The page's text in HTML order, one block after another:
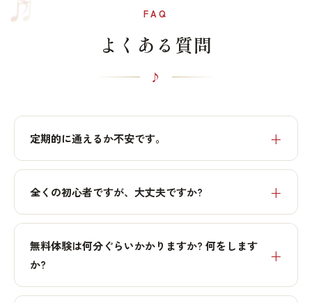
FAQ
よくある質問
定期的に通えるか不安です。
全くの初心者ですが、大丈夫ですか?
無料体験は何分ぐらいかかりますか? 何をします
か?